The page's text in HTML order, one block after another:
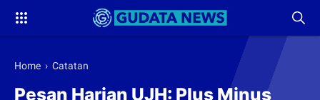
Home › Catatan
Pesan Harian UJH: Plus Minus